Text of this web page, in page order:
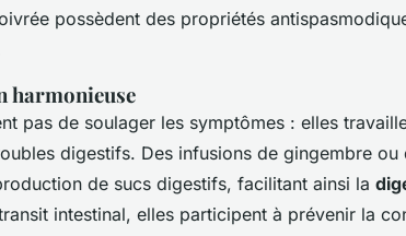
possèdent des propriétés
harmonieuse
pas de soulager les symptômes : elles
digestifs. Des infusions de gingembre ou
de sucs digestifs, facilitant ainsi la
intestinal, elles participent à prévenir la